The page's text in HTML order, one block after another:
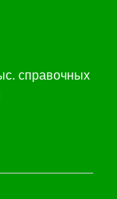
справочных